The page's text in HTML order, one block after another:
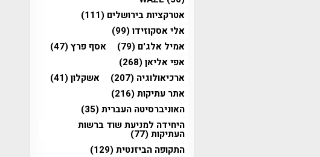
אטרקציות בירושלים (111)
אלי אסקוזידו(99)
אמיל אלג'ם (79) אסף פרץ(47)
אפי אליאן(268)
ארכיאולוגיה (207) אשקלון(41)
אתר עתיקות(216)
האוניברסיטה העברית(35)
היחידה למניעת שוד ברשות
העתיקות(77)
התקופה הביזנטית(129)